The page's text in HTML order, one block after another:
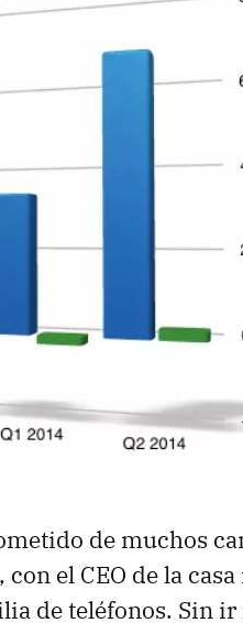
de muchos
el CEO de la
de teléfonos. Sin ir